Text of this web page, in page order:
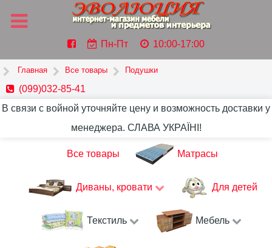
Пн-Пт 10:00-17:00
Главная Все товары Подушки
(099)032-85-41
В связи с войной уточняйте цену и возможность доставки у
менеджера. СЛАВА УКРАЇНІ!
Все товары Матрасы
Диваны, кровати Для детей
Текстиль Мебель